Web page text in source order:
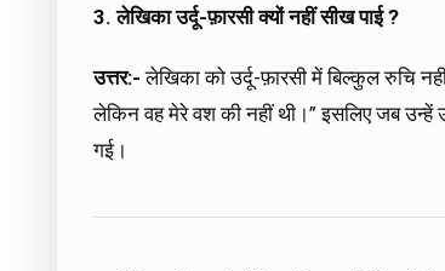
3. लेखिका उर्दू-फ़ारसी क्यों नहीं सीख पाई ?
उत्तर:-लेखिका को उर्दू-फ़ारसी में बिल्कुल रुचि
लेकिन वह मेरे वश की नहीं थी।” इसलिए जब उन्हें
गई।